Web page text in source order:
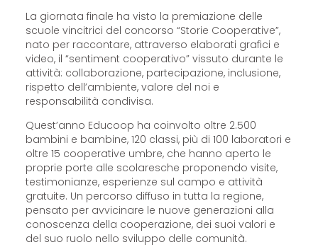
La giornata finale ha visto la premiazione delle
scuole vincitrici del concorso “Storie Cooperative”,
nato per raccontare, attraverso elaborati grafici e
video, il “sentiment cooperativo” vissuto durante le
attività: collaborazione, partecipazione, inclusione,
rispetto dell’ambiente, valore del noi e
responsabilità condivisa.
Quest’anno Educoop ha coinvolto oltre 2.500
bambini e bambine, 120 classi, più di 100 laboratori e
oltre 15 cooperative umbre, che hanno aperto le
proprie porte alle scolaresche proponendo visite,
testimonianze, esperienze sul campo e attività
gratuite. Un percorso diffuso in tutta la regione,
pensato per avvicinare le nuove generazioni alla
conoscenza della cooperazione, dei suoi valori e
del suo ruolo nello sviluppo delle comunità.